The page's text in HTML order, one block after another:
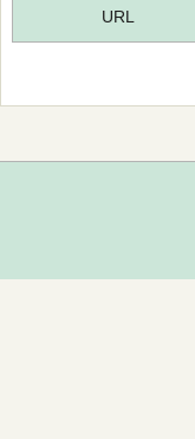
URL